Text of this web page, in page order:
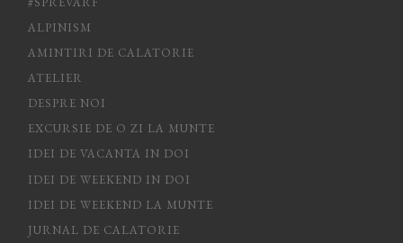
ALPINISM
AMINTIRI DE CALATORIE
ATELIER
DESPRE NOI
EXCURSIE DE O ZI LA MUNTE
IDEI DE VACANTA IN DOI
IDEI DE WEEKEND IN DOI
IDEI DE WEEKEND LA MUNTE
JURNAL DE CALATORIE